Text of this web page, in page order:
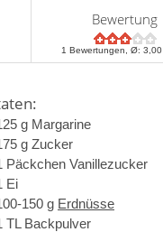
Bewertung
1 Bewertungen, Ø:3,00
g Margarine
g Zucker
Päckchen Vanillezucker
Ei
150 g Erdnüsse
TL Backpulver